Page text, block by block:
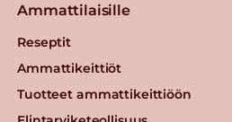
Ammattilaisille
Reseptit
Ammattikeittiöt
Tuotteet ammattikeittiöön